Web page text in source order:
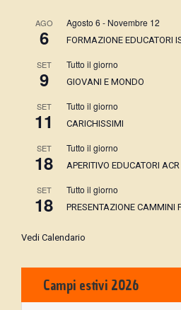
AGO
6
Agosto 6 - Novembre 12
FORMAZIONE EDUCATORI
SET
9
Tutto il giorno
GIOVANI E MONDO
SET
11
Tutto il giorno
CARICHISSIMI
SET
18
Tutto il giorno
APERITIVO EDUCATORI ACR
SET
18
Tutto il giorno
PRESENTAZIONE CAMMINI
Vedi Calendario
Campi estivi 2026